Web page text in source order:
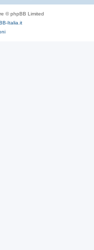
© phpBB Limited
Italia.it